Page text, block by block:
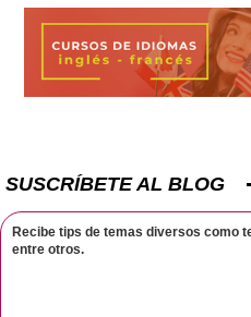
SUSCRÍBETE AL BLOG
Recibe tips de temas diversos como
entre otros.